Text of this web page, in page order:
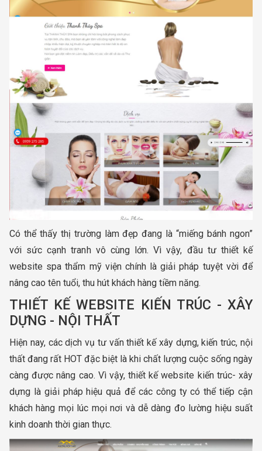
Có thể thấy thị trường làm đẹp đang là “miếng bánh ngon”
với sức cạnh tranh vô cùng lớn. Vì vậy, đầu tư thiết kế
website spa thẩm mỹ viện chính là giải pháp tuyệt vời để
nâng cao tên tuổi, thu hút khách hàng tiềm năng.
THIẾT KẾ WEBSITE KIẾN TRÚC - XÂY
DỰNG - NỘI THẤT
Hiện nay, các dịch vụ tư vấn thiết kế xây dựng, kiến trúc, nội
thất đang rất HOT đặc biệt là khi chất lượng cuộc sống ngày
càng được nâng cao. Vì vậy, thiết kế website kiến trúc- xây
dựng là giải pháp hiệu quả để các công ty có thể tiếp cận
khách hàng mọi lúc mọi nơi và dễ dàng đo lường hiệu suất
kinh doanh thời gian thực.